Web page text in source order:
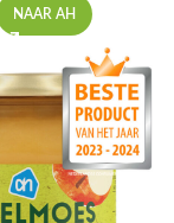
NAAR AH